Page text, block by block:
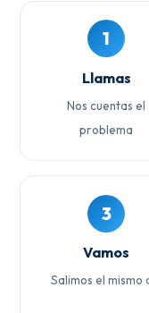
1
Llamas
Nos cuentas el
problema
3
Vamos
Salimos el mismo